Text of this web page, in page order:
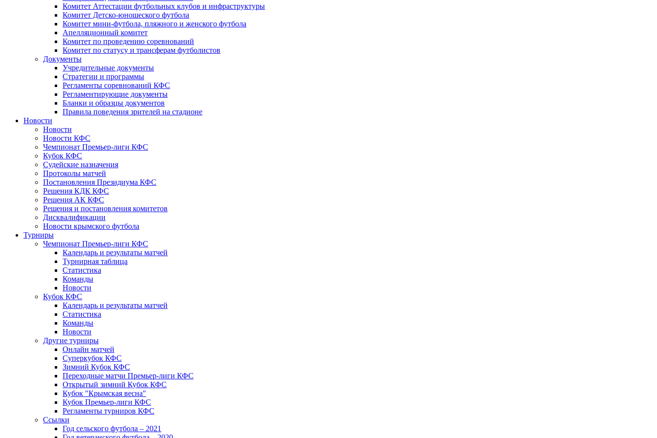
Комитет Аттестации футбольных клубов и инфраструктуры
Комитет Детско-юношеского футбола
Комитет мини-футбола, пляжного и женского футбола
Апелляционный комитет
Комитет по проведению соревнований
Комитет по статусу и трансферам футболистов
Документы
Учредительные документы
Стратегии и программы
Регламенты соревнований КФС
Регламентирующие документы
Бланки и образцы документов
Правила поведения зрителей на стадионе
Новости
Новости
Новости КФС
Чемпионат Премьер-лиги КФС
Кубок КФС
Судейские назначения
Протоколы матчей
Постановления Президиума КФС
Решения КДК КФС
Решения АК КФС
Решения и постановления комитетов
Дисквалификации
Новости крымского футбола
Турниры
Чемпионат Премьер-лиги КФС
Календарь и результаты матчей
Турнирная таблица
Статистика
Команды
Новости
Кубок КФС
Календарь и результаты матчей
Статистика
Команды
Новости
Другие турниры
Онлайн матчей
Суперкубок КФС
Зимний Кубок КФС
Переходные матчи Премьер-лиги КФС
Открытый зимний Кубок КФС
Кубок "Крымская весна"
Кубок Премьер-лиги КФС
Регламенты турниров КФС
Ссылки
Год сельского футбола – 2021